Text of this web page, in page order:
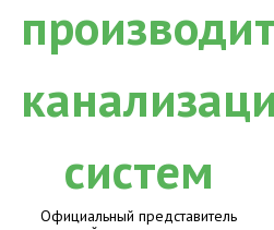
Официальный представитель